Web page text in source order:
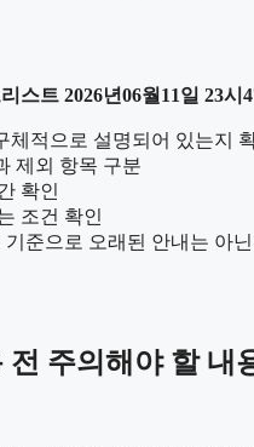
스트 2026년06월11일 23시
체적으로 설명되어 있는지
제외 항목 구분
확인
조건 확인
기준으로 오래된 안내는 아
주의해야 할 내